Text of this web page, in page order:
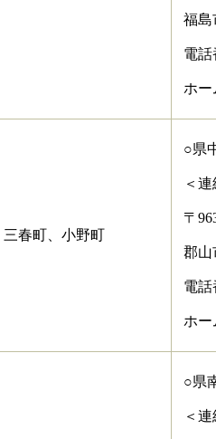
福
電話
ホー
春町、小野町
○県
＜連
〒
郡
電話
ホー
○県
＜連